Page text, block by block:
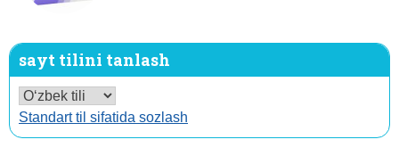
sayt tilini tanlash
Standart til sifatida sozlash